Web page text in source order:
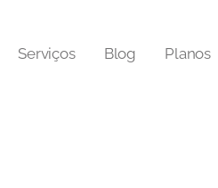
Serviços Blog Planos